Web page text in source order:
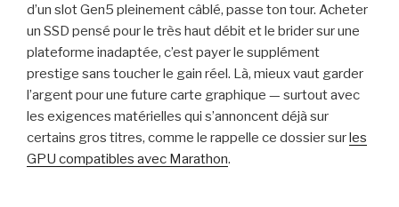
d’un slot Gen5 pleinement câblé, passe ton tour. Acheter
un SSD pensé pour le très haut débit et le brider sur une
plateforme inadaptée, c’est payer le supplément
prestige sans toucher le gain réel. Là, mieux vaut garder
l’argent pour une future carte graphique — surtout avec
les exigences matérielles qui s’annoncent déjà sur
certains gros titres, comme le rappelle ce dossier surles
GPU compatibles avec Marathon.